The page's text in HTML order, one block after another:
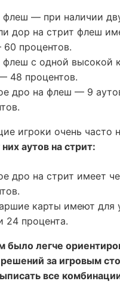
флеш — при наличии
дор на стрит флеш
процентов.
с одной высокой
48 процентов.
дро на флеш — 9
игроки очень часто
аутов на стрит:
дро на стрит имеет
карты имеют для
24 процента.
было легче
за игровым
все